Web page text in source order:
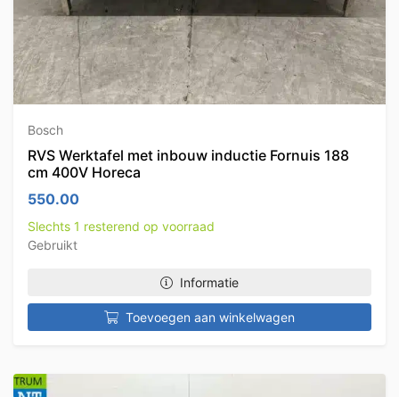
Bosch
RVS Werktafel met inbouw inductie Fornuis 188
cm 400V Horeca
550.00
Slechts 1 resterend op voorraad
Gebruikt
Informatie
Toevoegen aan winkelwagen